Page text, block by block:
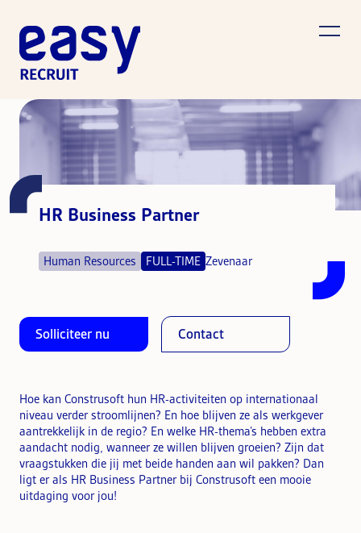
HR Business Partner
Human Resources FULL-TIME Zevenaar
Solliciteer nu Contact
Hoe kan Construsoft hun HR-activiteiten op internationaal
niveau verder stroomlijnen? En hoe blijven ze als werkgever
aantrekkelijk in de regio? En welke HR-thema’s hebben extra
aandacht nodig, wanneer ze willen blijven groeien? Zijn dat
vraagstukken die jij met beide handen aan wil pakken? Dan
ligt er als HR Business Partner bij Construsoft een mooie
uitdaging voor jou!